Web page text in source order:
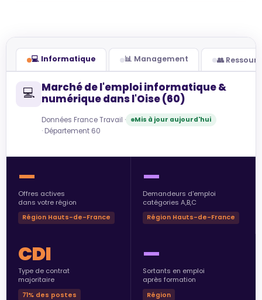
💻 Informatique 📊 Management 👥
💻 Marché de l'emploi informatique &
numérique dans l'Oise (60)
Données France Travail · Mis à jour aujourd'hui
· Département 60
—
Offres actives
dans votre région
Région Hauts-de-France
—
Demandeurs d'emploi
catégories A,B,C
Région Hauts-de-France
CDI
Type de contrat
majoritaire
71% des postes
—
Sortants en emploi
après formation
Région